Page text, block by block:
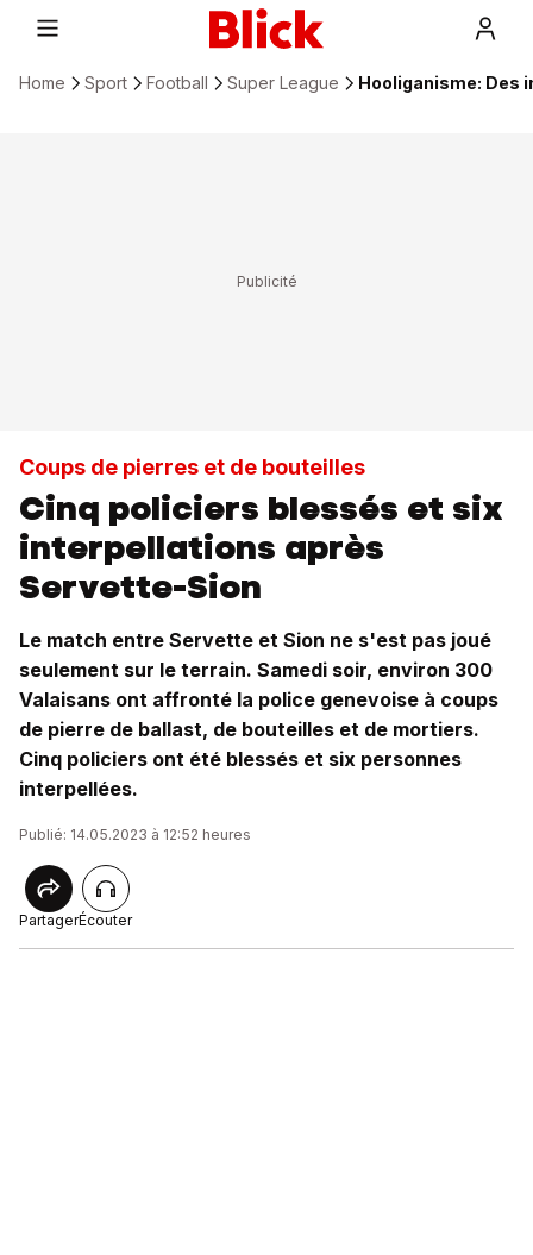
Home Sport Football Super League Hooliganisme: Des
Coups de pierres et de bouteilles
Cinq policiers blessés et six
interpellations après
Servette-Sion
Le match entre Servette et Sion ne s'est pas joué
seulement sur le terrain. Samedi soir, environ 300
Valaisans ont affronté la police genevoise à coups
de pierre de ballast, de bouteilles et de mortiers.
Cinq policiers ont été blessés et six personnes
interpellées.
Publié: 14.05.2023 à 12:52 heures
PartagerÉcouter